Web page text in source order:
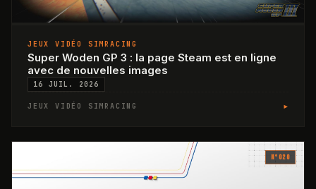
JEUX VIDÉO SIMRACING
Super Woden GP 3 : la page Steam est en ligne
avec de nouvelles images
16 JUIL. 2026
JEUX VIDÉO SIMRACING ▸
N° 020